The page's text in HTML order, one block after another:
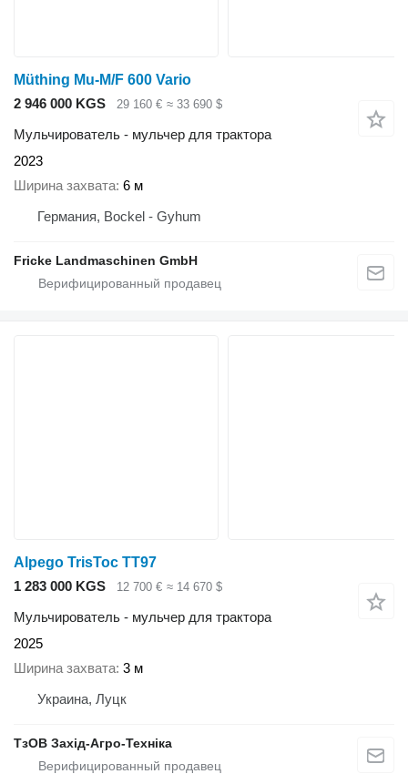
Müthing Mu-M/F 600 Vario
2 946 000 KGS
29 160 € ≈ 33 690 $
Мульчирователь - мульчер для трактора
2023
Ширина захвата 6 м
Германия, Bockel - Gyhum
Fricke Landmaschinen GmbH
Alpego TrisToc TT97
1 283 000 KGS
12 700 € ≈ 14 670 $
Мульчирователь - мульчер для трактора
2025
Ширина захвата 3 м
Украина, Луцк
ТзОВ Захід-Агро-Техніка